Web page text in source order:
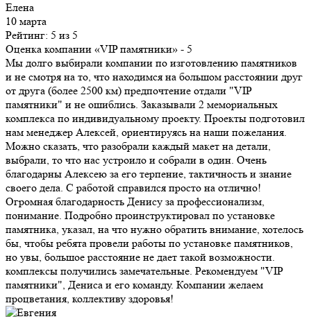
Елена
10 марта
Рейтинг: 5 из 5
Оценка компании «VIP памятники» - 5
Мы долго выбирали компании по изготовлению памятников
и не смотря на то, что находимся на большом расстоянии друг
от друга (более 2500 км) предпочтение отдали "VIP
памятники" и не ошиблись. Заказывали 2 мемориальных
комплекса по индивидуальному проекту. Проекты подготовил
нам менеджер Алексей, ориентируясь на наши пожелания.
Можно сказать, что разобрали каждый макет на детали,
выбрали, то что нас устроило и собрали в один. Очень
благодарны Алексею за его терпение, тактичность и знание
своего дела. С работой справился просто на отлично!
Огромная благодарность Денису за профессионализм,
понимание. Подробно проинструктировал по установке
памятника, указал, на что нужно обратить внимание, хотелось
бы, чтобы ребята провели работы по установке памятников,
но увы, большое расстояние не дает такой возможности.
комплексы получились замечательные. Рекомендуем "VIP
памятники", Дениса и его команду. Компании желаем
процветания, коллективу здоровья!